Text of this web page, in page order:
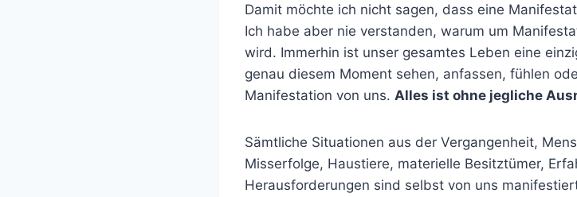
Damit möchte ich nicht sagen, dass eine
Ich habe aber nie verstanden, warum um
wird. Immerhin ist unser gesamtes Leben eine
genau diesem Moment sehen, anfassen, fühlen
Manifestation von uns. Alles ist ohne jegliche
Sämtliche Situationen aus der Vergangenheit,
Misserfolge, Haustiere, materielle Besitztümer,
Herausforderungen sind selbst von uns